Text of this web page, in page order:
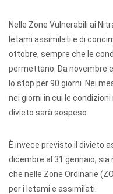
Nelle Zone Vulnerabili ai
letami assimilati e di
ottobre, sempre che le
permettano. Da novembre
lo stop per 90 giorni. Nei
nei giorni in cui le
divieto sarà sospeso.
È invece previsto il divieto
dicembre al 31 gennaio, sia
che nelle Zone Ordinarie
per i letami e assimilati.